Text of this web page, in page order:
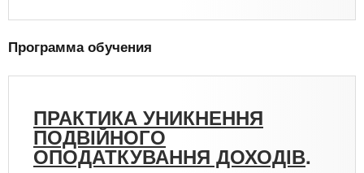
Программа обучения
ПРАКТИКА УНИКНЕННЯ
ПОДВІЙНОГО
ОПОДАТКУВАННЯ ДОХОДІВ.